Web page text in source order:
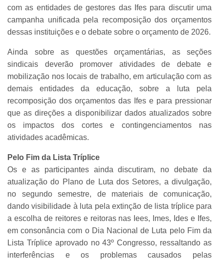
com as entidades de gestores das Ifes para discutir uma
campanha unificada pela recomposição dos orçamentos
dessas instituições e o debate sobre o orçamento de 2026.
Ainda sobre as questões orçamentárias, as seções
sindicais deverão promover atividades de debate e
mobilização nos locais de trabalho, em articulação com as
demais entidades da educação, sobre a luta pela
recomposição dos orçamentos das Ifes e para pressionar
que as direções a disponibilizar dados atualizados sobre
os impactos dos cortes e contingenciamentos nas
atividades acadêmicas.
Pelo Fim da Lista Tríplice
Os e as participantes ainda discutiram, no debate da
atualização do Plano de Luta dos Setores, a divulgação,
no segundo semestre, de materiais de comunicação,
dando visibilidade à luta pela extinção de lista tríplice para
a escolha de reitores e reitoras nas Iees, Imes, Ides e Ifes,
em consonância com o Dia Nacional de Luta pelo Fim da
Lista Tríplice aprovado no 43º Congresso, ressaltando as
interferências e os problemas causados pelas